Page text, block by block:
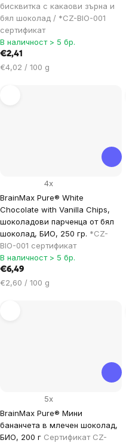
бисквитка с какаови зърна и
бял шоколад / *CZ-BIO-001
сертификат
В наличност > 5 бр.
€2,41
Цена
€4,02 / 100 g
BrainMax Pure® White
Chocolate with Vanilla Chips,
шоколадови парченца от бял
шоколад, БИО, 250 гр. *CZ-
BIO-001 сертификат
4x
В наличност > 5 бр.
€6,49
Цена
€2,60 / 100 g
BrainMax Pure® Мини
бананчета в млечен шоколад,
БИО, 200 г Сертификат CZ-
5x